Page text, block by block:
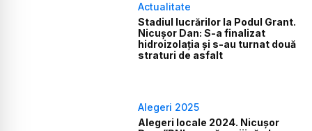
Actualitate
Stadiul lucrărilor la Podul Grant.
Nicuşor Dan: S-a finalizat
hidroizolaţia şi s-au turnat două
straturi de asfalt
Alegeri 2025
Alegeri locale 2024. Nicușor